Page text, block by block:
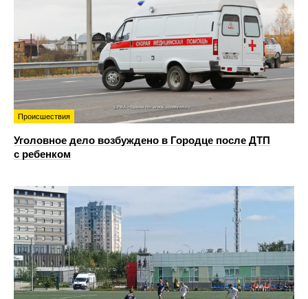
Происшествия
Уголовное дело возбуждено в Городце после ДТП
с ребенком